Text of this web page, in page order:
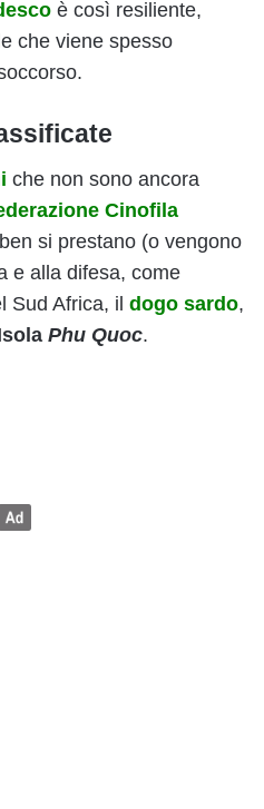
è così resiliente,
che viene spesso
che non sono ancora
Cinofila
si prestano (o vengono
e alla difesa, come
Sud Africa, il dogo sardo,
Phu Quoc.